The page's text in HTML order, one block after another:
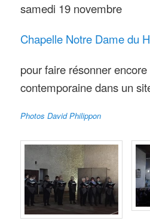
samedi 19 novembre
Chapelle Notre Dame du
pour faire résonner
contemporaine dans un
Photos David Philippon